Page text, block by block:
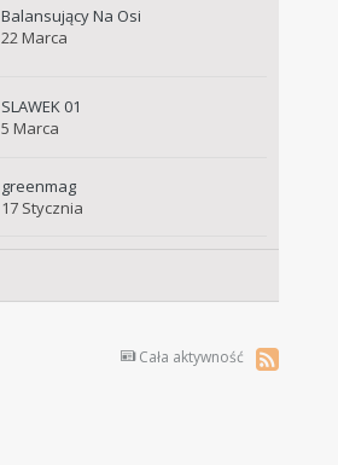
Balansujący Na Osi
22 Marca
SLAWEK 01
5 Marca
greenmag
17 Stycznia
Cała aktywność